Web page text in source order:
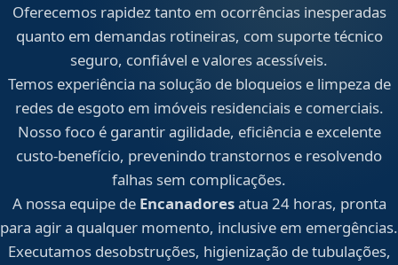
Oferecemos rapidez tanto em ocorrências inesperadas
quanto em demandas rotineiras, com suporte técnico
seguro, confiável e valores acessíveis.
Temos experiência na solução de bloqueios e limpeza de
redes de esgoto em imóveis residenciais e comerciais.
Nosso foco é garantir agilidade, eficiência e excelente
custo-benefício, prevenindo transtornos e resolvendo
falhas sem complicações.
A nossa equipe de Encanadoresatua 24 horas, pronta
para agir a qualquer momento, inclusive em emergências.
Executamos desobstruções, higienização de tubulações,